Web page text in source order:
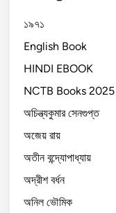
১৯৭১
English Book
HINDI EBOOK
NCTB Books 2025
অচিন্ত্যকুমার সেনগুপ্ত
অজেয় রায়
অতীন বন্দ্যোপাধ্যায়
অদ্রীশ বর্ধন
অনিল ভৌমিক